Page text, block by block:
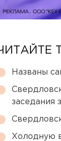
Названы
заседания
Холодную